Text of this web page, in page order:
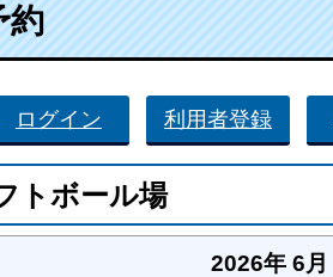
約
ログイン 利用者登録
トボール場
2026年 6月